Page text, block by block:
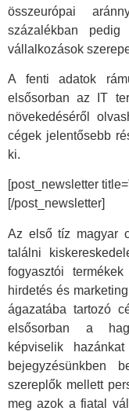
összeurópai
százalékban
vállalkozások
A fenti adatok
elsősorban az IT
növekedéséről
cégek jelentősebb
ki.
[post_newsletter
[/post_newsletter]
Az első tíz magyar
találni
fogyasztói
hirdetés és
ágazatába tartozó
elsősorban a
képviselik
bejegyzésünkben
szereplők mellett
meg azok a fiatal